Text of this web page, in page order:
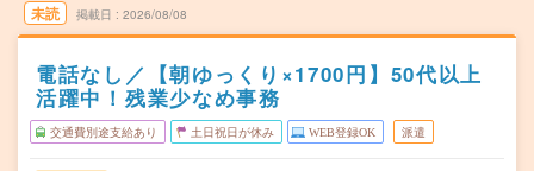
未読 掲載日 2026/08/08
電話なし／【朝ゆっくり×1700円】50代以上
活躍中！残業少なめ事務
交通費別途支給あり 土日祝日が休み WEB登録OK 派遣